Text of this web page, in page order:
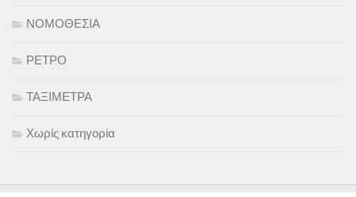
ΝΟΜΟΘΕΣΙΑ
ΡΕΤΡΟ
ΤΑΞΙΜΕΤΡΑ
Χωρίς κατηγορία